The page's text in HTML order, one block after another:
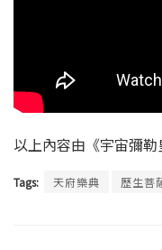
以上內容由《宇宙彌
Tags: 天府樂典 歷生菩